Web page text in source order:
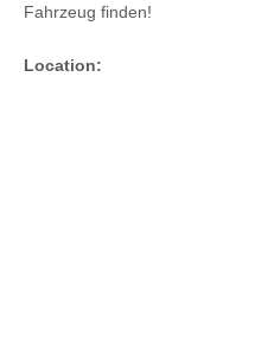
Fahrzeug finden!
Location: